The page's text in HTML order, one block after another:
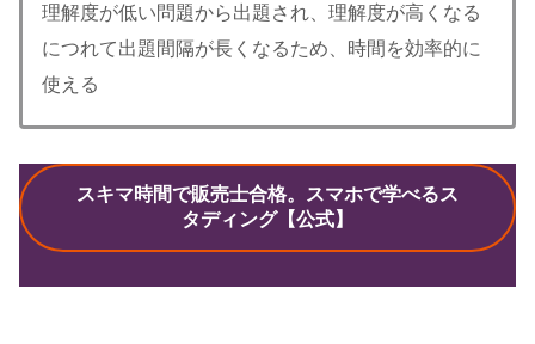
理解度が低い問題から出題され、理解度が高くなる
につれて出題間隔が長くなるため、時間を効率的に
使える
スキマ時間で販売士合格。スマホで学べるス
タディング【公式】